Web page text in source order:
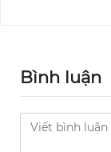
Bình luận